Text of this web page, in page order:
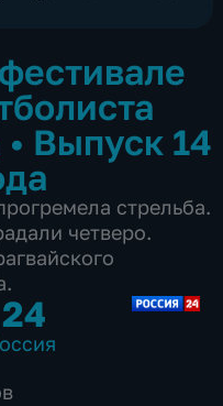
• Выпуск 14
стрельба.
четверо.